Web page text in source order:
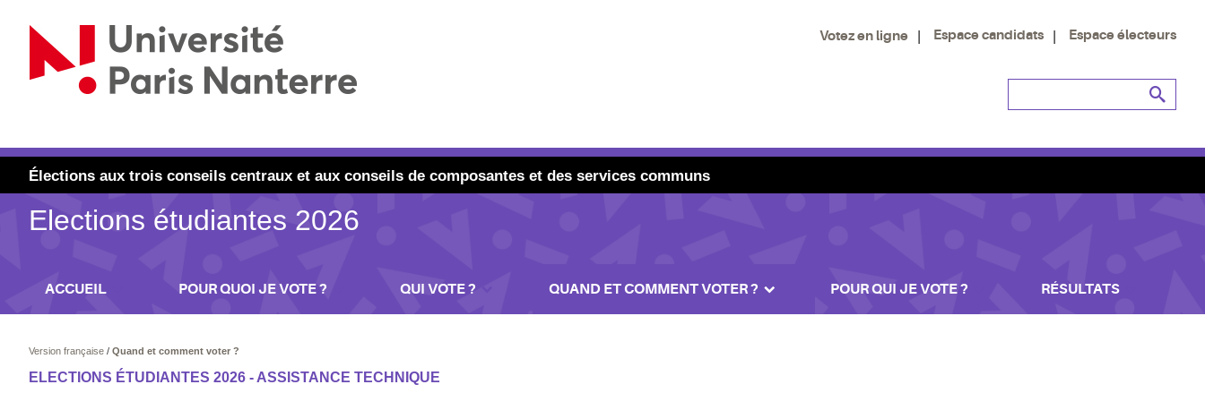
Votez en ligne Espace candidats Espace électeurs
Élections aux trois conseils centraux et aux conseils de composantes et des services communs
Elections étudiantes 2026
ACCUEIL POUR QUOI JE VOTE ? QUI VOTE ? QUAND ET COMMENT VOTER ? POUR QUI JE VOTE ? RÉSULTATS
Version française/ Quand et comment voter ?
ELECTIONS ÉTUDIANTES 2026 - ASSISTANCE TECHNIQUE